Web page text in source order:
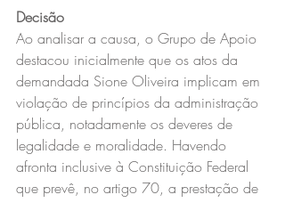
Decisão
Ao analisar a causa, o Grupo de Apoio
destacou inicialmente que os atos da
demandada Sione Oliveira implicam em
violação de princípios da administração
pública, notadamente os deveres de
legalidade e moralidade. Havendo
afronta inclusive à Constituição Federal
que prevê, no artigo 70, a prestação de